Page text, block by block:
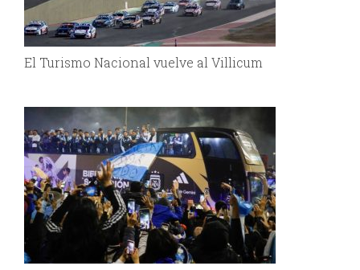
El Turismo Nacional vuelve al Villicum